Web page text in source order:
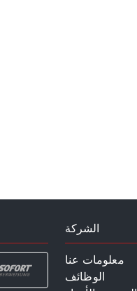
الشركة
معلومات عنا
الوظائف